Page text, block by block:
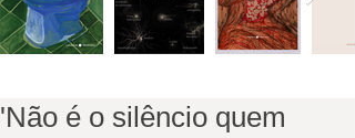
'Não é o silêncio quem